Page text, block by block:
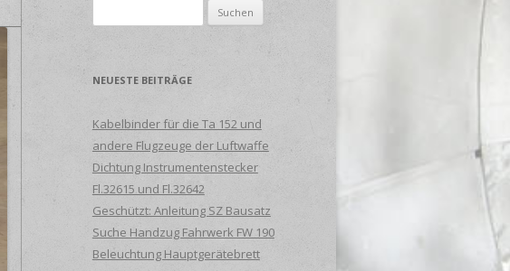
nach:
NEUESTE BEITRÄGE
Kabelbinder für die Ta 152 und
andere Flugzeuge der Luftwaffe
Dichtung Instrumentenstecker
Fl.32615 und Fl.32642
Geschützt: Anleitung SZ Bausatz
Suche Handzug Fahrwerk FW 190
Beleuchtung Hauptgerätebrett